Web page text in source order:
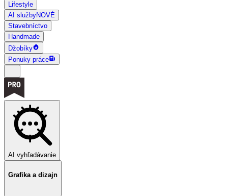
Lifestyle
AI službyNOVÉ
Stavebníctvo
Handmade
Džobíky
Ponuky práce
AI vyhľadávanie
Grafika a dizajn